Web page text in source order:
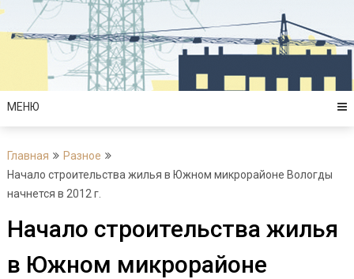
Перейти
содержимому
МЕНЮ
Главная
Разное
Начало строительства жилья в Южном микрорайоне Вологды
начнется в 2012 г.
Начало строительства жилья
в Южном микрорайоне